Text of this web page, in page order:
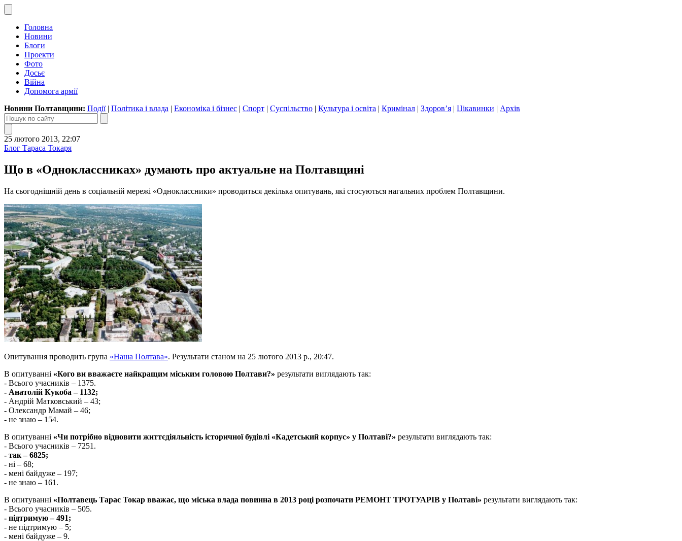
Головна
Новини
Блоги
Проекти
Фото
Досьє
Війна
Допомога армії
Новини Полтавщини: Події| Політика і влада | Економіка і бізнес | Спорт | Суспільство | Культура і освіта | Кримінал | Здоров’я | Цікавинки | Архів
25 лютого 2013, 22:07
Блог Тараса Токаря
Що в «Одноклассниках» думають про актуальне на Полтавщині
На сьогоднішній день в соціальній мережі «Одноклассники» проводиться декілька опитувань, які стосуються нагальних проблем Полтавщини.
Опитування проводить група «Наша Полтава». Результати станом на 25 лютого 2013 р., 20:47.
В опитуванні «Кого ви вважаєте найкращим міським головою Полтави?» результати виглядають так:
- Всього учасників – 1375.
- Анатолій Кукоба – 1132;
- Андрій Матковський – 43;
- Олександр Мамай – 46;
- не знаю – 154.
В опитуванні «Чи потрібно відновити життєдіяльність історичної будівлі «Кадетський корпус» у Полтаві?» результати виглядають так:
- Всього учасників – 7251.
- так – 6825;
- ні – 68;
- мені байдуже – 197;
- не знаю – 161.
В опитуванні «Полтавець Тарас Токар вважає, що міська влада повинна в 2013 році розпочати РЕМОНТ ТРОТУАРІВ у Полтаві» результати виглядають так:
- Всього учасників – 505.
- підтримую – 491;
- не підтримую – 5;
- мені байдуже – 9.